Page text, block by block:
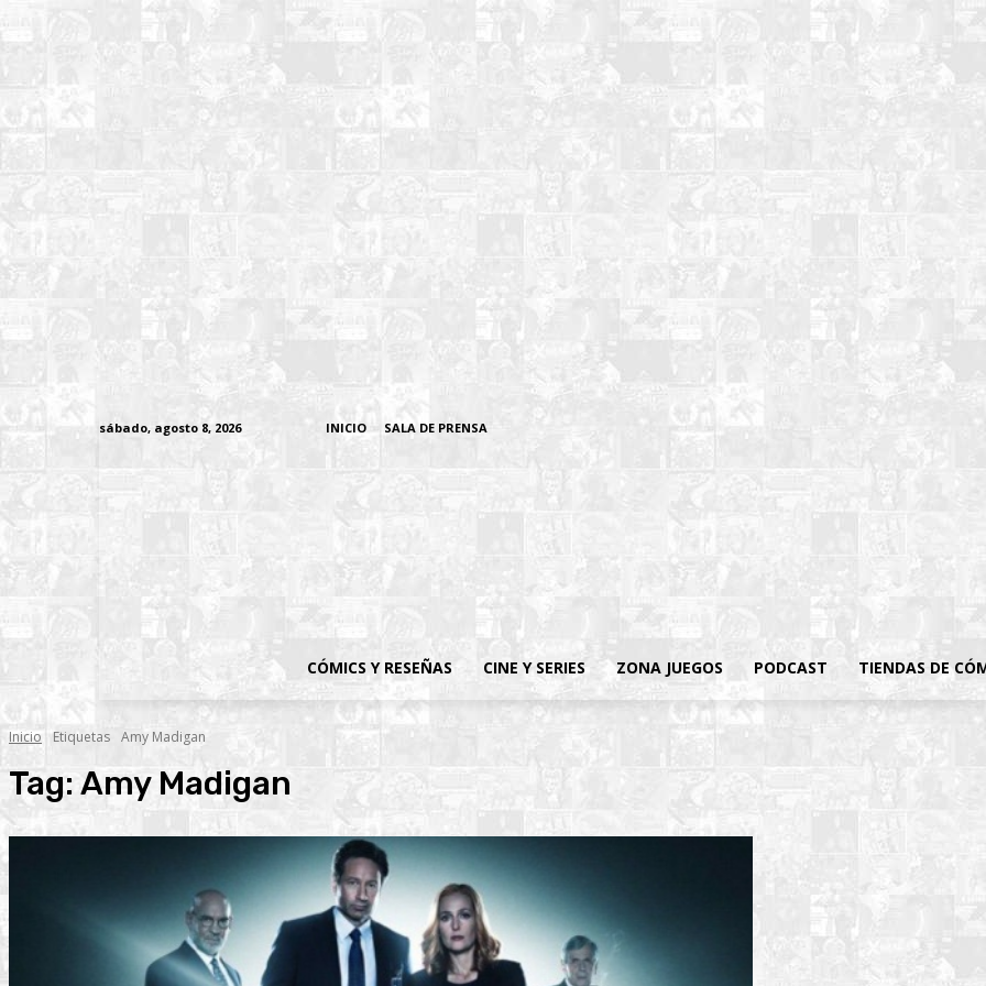
sábado, agosto 8, 2026 INICIO SALA DE PRENSA
CÓMICS Y RESEÑAS CINE Y SERIES ZONA JUEGOS PODCAST TIENDAS DE
Inicio Etiquetas Amy Madigan
Tag:Amy Madigan